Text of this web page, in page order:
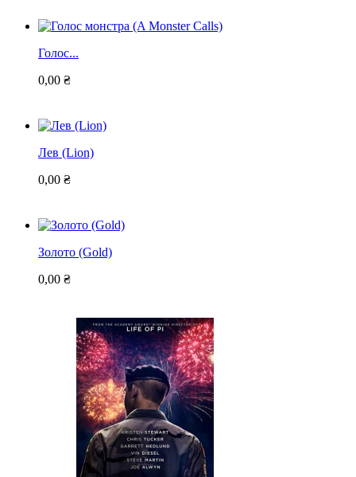
Голос...
0,00 ₴
Лев (Lion)
0,00 ₴
Золото (Gold)
0,00 ₴